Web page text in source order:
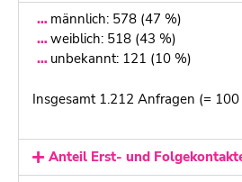
männlich: 578 (47 %)
weiblich: 518 (43 %)
unbekannt: 121 (10 %)
Insgesamt 1.212 Anfragen (= 100
Anteil Erst- und